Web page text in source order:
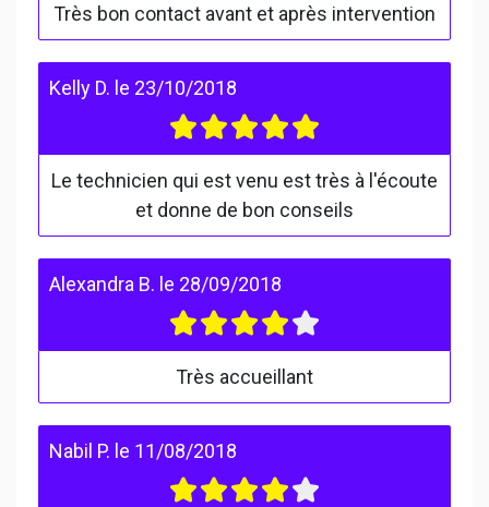
Très bon contact avant et après intervention
Kelly D. le 23/10/2018
Le technicien qui est venu est très à l'écoute
et donne de bon conseils
Alexandra B. le 28/09/2018
Très accueillant
Nabil P. le 11/08/2018